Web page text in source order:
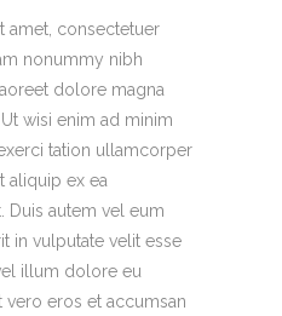
amet, consectetuer
nonummy nibh
dolore magna
wisi enim ad minim
tation ullamcorper
aliquip ex ea
autem vel eum
in vulputate velit esse
illum dolore eu
vero eros et accumsan